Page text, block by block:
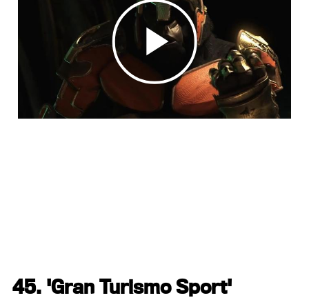
45. 'Gran Turismo Sport'